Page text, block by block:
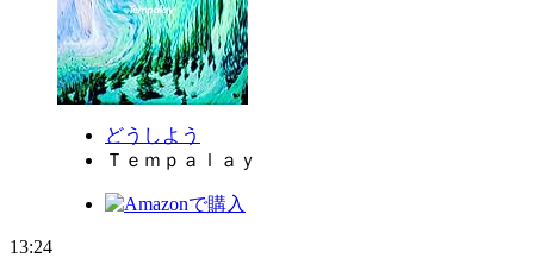
どうしよう
Ｔｅｍｐａｌａｙ
13:24